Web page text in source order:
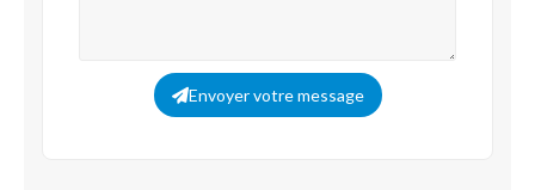
Envoyer votre message